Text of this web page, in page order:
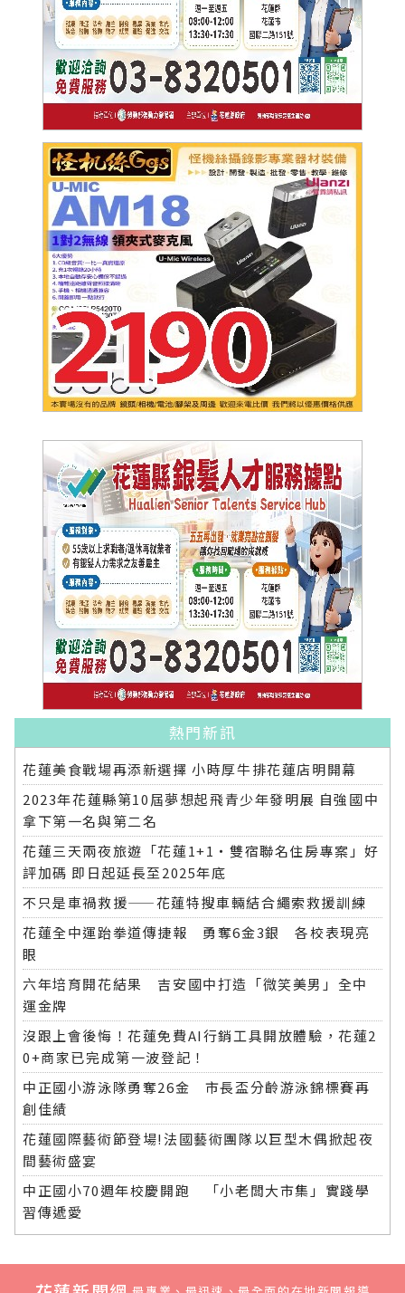
熱門新訊
花蓮美食戰場再添新選擇 小時厚牛排花蓮店明開幕
2023年花蓮縣第10屆夢想起飛青少年發明展 自強國中
拿下第一名與第二名
花蓮三天兩夜旅遊「花蓮1+1‧雙宿聯名住房專案」好
評加碼 即日起延長至2025年底
不只是車禍救援——花蓮特搜車輛結合繩索救援訓練
花蓮全中運跆拳道傳捷報 勇奪6金3銀 各校表現亮
眼
六年培育開花結果 吉安國中打造「微笑美男」全中
運金牌
沒跟上會後悔！花蓮免費AI行銷工具開放體驗，花蓮2
0+商家已完成第一波登記！
中正國小游泳隊勇奪26金 市長盃分齡游泳錦標賽再
創佳績
花蓮國際藝術節登場!法國藝術團隊以巨型木偶掀起夜
間藝術盛宴
中正國小70週年校慶開跑 「小老闆大市集」實踐學
習傳遞愛